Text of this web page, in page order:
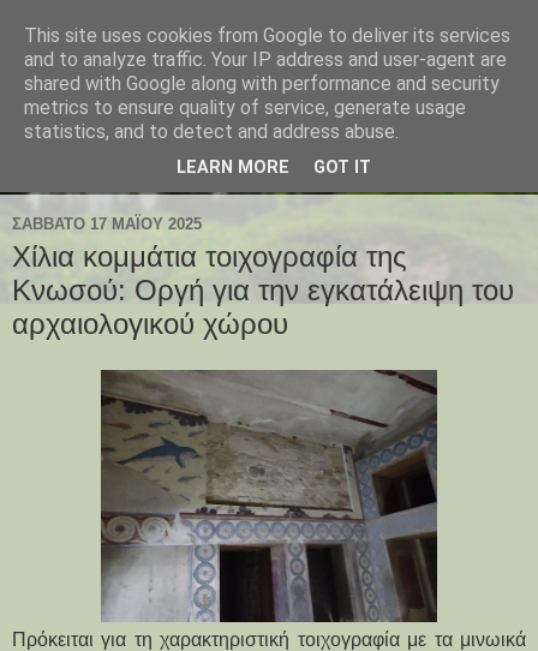
ΣΆΒΒΑΤΟ 17 ΜΑΪ́ΟΥ 2025
Χίλια κομμάτια τοιχογραφία της
Κνωσού: Οργή για την εγκατάλειψη του
αρχαιολογικού χώρου
Πρόκειται για τη χαρακτηριστική τοιχογραφία με τα μινωικά
This site uses cookies from Google to deliver its services
and to analyze traffic. Your IP address and user-agent are
shared with Google along with performance and security
metrics to ensure quality of service, generate usage
statistics, and to detect and address abuse.
LEARN MORE GOT IT